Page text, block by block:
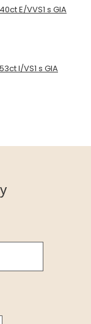
E/VVS1 s GIA
I/VS1 s GIA